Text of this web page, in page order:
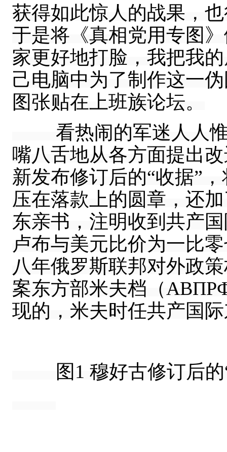
获得如此惊人的战果，
于是将《真相党用专图
家更好地打脸，我把我
己电脑中为了制作这一
图张贴在上班族论坛。
看热闹的军迷人人惟
嘴八舌地从各方面提出
新发布修订后的“收据”
压在落款上的圆章，还
东亲书，注明收到共产
卢布与美元比价为一比
八年俄罗斯联邦对外政
案东方部米夫档（
现的，米夫时任共产国
图1 穆好古修订后的